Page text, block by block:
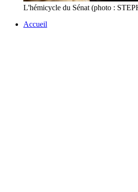
L'hémicycle du Sénat (photo :
Accueil